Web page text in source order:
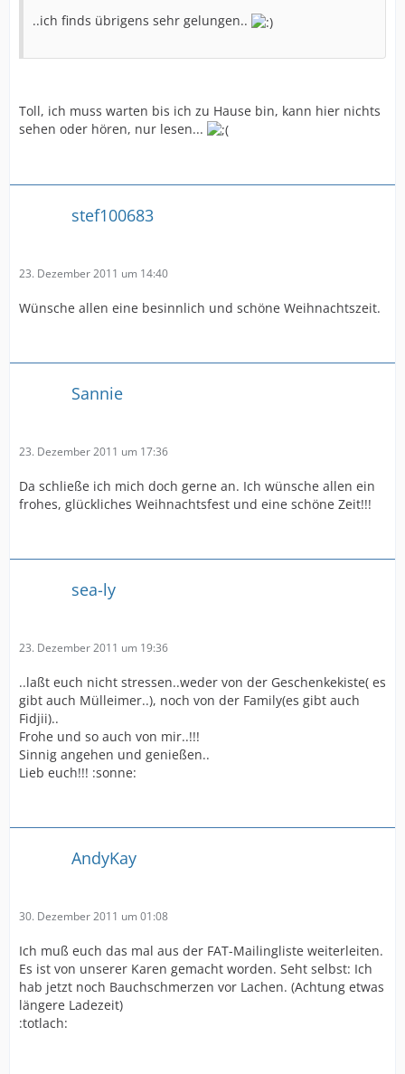
..ich finds übrigens sehr gelungen..
Toll, ich muss warten bis ich zu Hause bin, kann hier nichts
sehen oder hören, nur lesen...
stef100683
23. Dezember 2011 um 14:40
Wünsche allen eine besinnlich und schöne Weihnachtszeit.
Sannie
23. Dezember 2011 um 17:36
Da schließe ich mich doch gerne an. Ich wünsche allen ein
frohes, glückliches Weihnachtsfest und eine schöne Zeit!!!
sea-ly
23. Dezember 2011 um 19:36
..laßt euch nicht stressen..weder von der Geschenkekiste( es
gibt auch Mülleimer..), noch von der Family(es gibt auch
Fidjii)..
Frohe und so auch von mir..!!!
Sinnig angehen und genießen..
Lieb euch!!! :sonne:
AndyKay
30. Dezember 2011 um 01:08
Ich muß euch das mal aus der FAT-Mailingliste weiterleiten.
Es ist von unserer Karen gemacht worden. Seht selbst: Ich
hab jetzt noch Bauchschmerzen vor Lachen. (Achtung etwas
längere Ladezeit)
:totlach: